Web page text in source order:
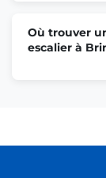
Où trouver
escalier à